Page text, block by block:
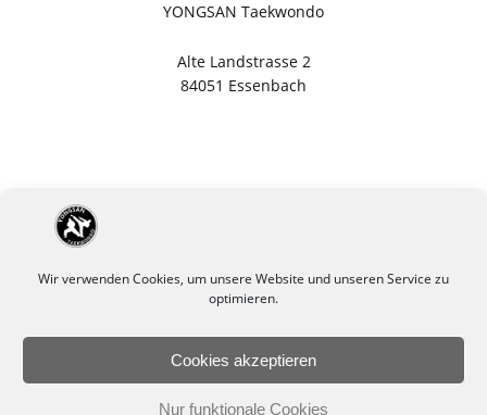
Wir verwenden Cookies, um unsere Website und unseren Service zu
optimieren.
Cookies akzeptieren
Nur funktionale Cookies
YONGSAN Taekwondo
Alte Landstrasse 2
84051 Essenbach
Impressum
Datenschutzerklärung